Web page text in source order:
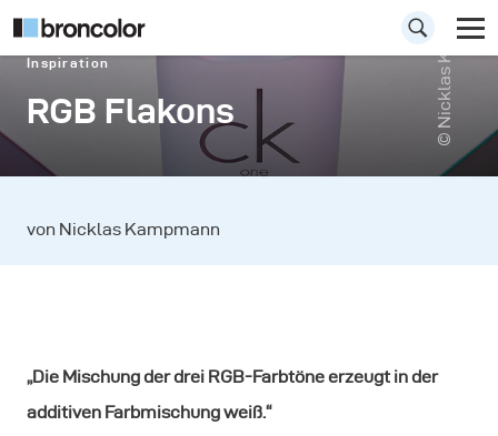
Inspiration
RGB Flakons © Nicklas Kampmann
von Nicklas Kampmann
„Die Mischung der drei RGB-Farbtöne erzeugt in der
additiven Farbmischung weiß.“